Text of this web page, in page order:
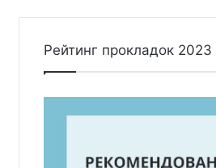
Рейтинг прокладок 2023